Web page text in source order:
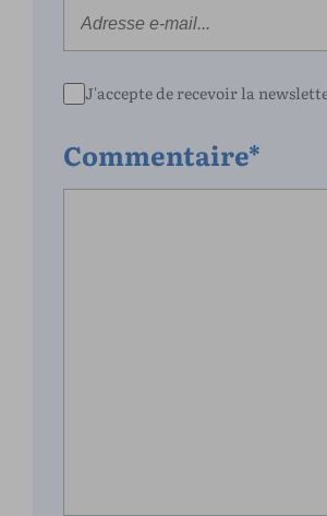
J'accepte de recevoir la
Commentaire*